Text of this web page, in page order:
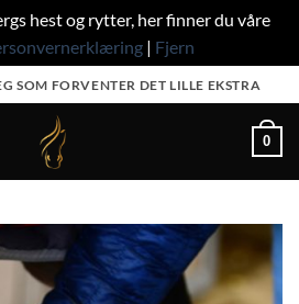
hest og rytter, her finner du våre
| Fjern
SOM FORVENTER DET LILLE EKSTRA
0